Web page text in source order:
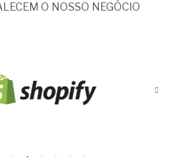
O NOSSO NEGÓCIO